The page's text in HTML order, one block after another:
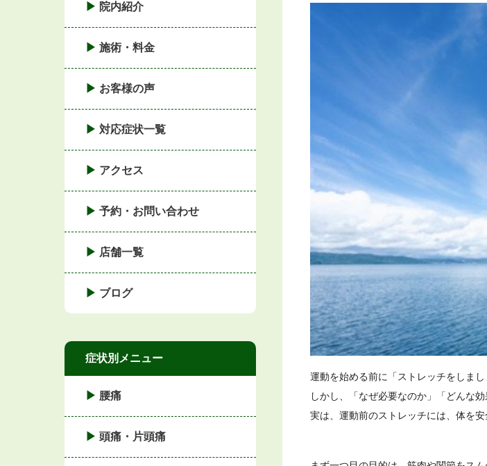
運動を始める前に「ストレッチをしま
しかし、「なぜ必要なのか」「どんな
実は、運動前のストレッチには、体を
院内紹介
施術・料金
お客様の声
対応症状一覧
アクセス
予約・お問い合わせ
店舗一覧
ブログ
症状別メニュー
腰痛
頭痛・片頭痛